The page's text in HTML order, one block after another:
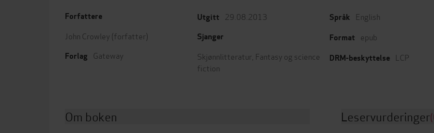
Forfattere
John Crowley (forfatter)
Forlag Gateway
Utgitt 29.08.2013
Sjanger
Skjønnlitteratur Fantasy og science
fiction
Språk English
Format epub
DRM-beskyttelse LCP
Om boken Leservurderinger